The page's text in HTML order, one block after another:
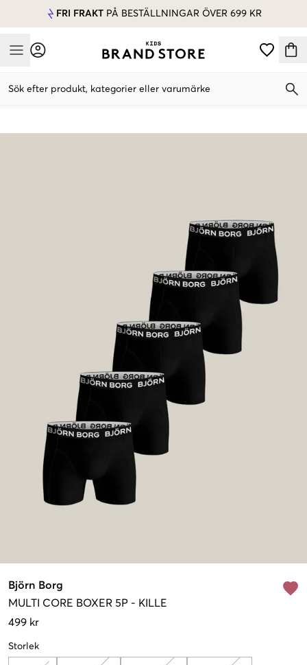
FRI FRAKT PÅ BESTÄLLNINGAR ÖVER 699 KR
Mobile Menu
Sök efter produkt, kategorier eller varumärke
Björn Borg
MULTI CORE BOXER 5P - KILLE
499 kr
Storlek